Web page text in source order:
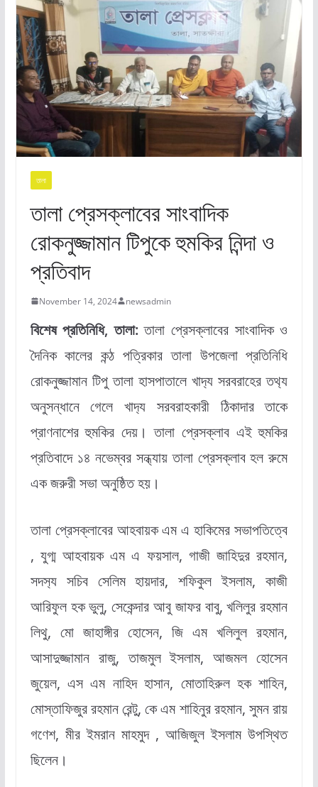
তালা
তালা প্রেসক্লাবের সাংবাদিক
রোকনুজ্জামান টিপুকে হুমকির নিন্দা ও
প্রতিবাদ
November 14, 2024 newsadmin
বিশেষ প্রতিনিধি, তালা:তালা প্রেসক্লাবের সাংবাদিক ও
দৈনিক কালের কন্ঠ পত্রিকার তালা উপজেলা প্রতিনিধি
রোকনুজ্জামান টিপু তালা হাসপাতালে খাদ‍্য সরবরাহের তথ‍্য
অনুসন্ধানে গেলে খাদ‍্য সরবরাহকারী ঠিকাদার তাকে
প্রাণনাশের হুমকির দেয়। তালা প্রেসক্লাব এই হুমকির
প্রতিবাদে ১৪ নভেম্বর সন্ধ্যায় তালা প্রেসক্লাব হল রুমে
এক জরুরী সভা অনুষ্ঠিত হয়।
তালা প্রেসক্লাবের আহবায়ক এম এ হাকিমের সভাপতিত্বে
, যুগ্ম আহবায়ক এম এ ফয়সাল, গাজী জাহিদুর রহমান,
সদস‍্য সচিব সেলিম হায়দার, শফিকুল ইসলাম, কাজী
আরিফুল হক ভুলু, সেকেন্দার আবু জাফর বাবু, খলিলুর রহমান
লিথু, মো জাহাঙ্গীর হোসেন, জি এম খলিলুল রহমান,
আসাদুজ্জামান রাজু, তাজমুল ইসলাম, আজমল হোসেন
জুয়েল, এস এম নাহিদ হাসান, মোতাহিরুল হক শাহিন,
মোস্তাফিজুর রহমান রেন্টু, কে এম শাহিনুর রহমান, সুমন রায়
গণেশ, মীর ইমরান মাহমুদ , আজিজুল ইসলাম উপস্থিত
ছিলেন।